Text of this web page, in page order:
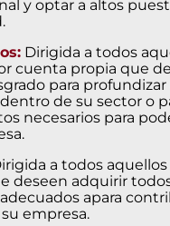
y optar a altos
Dirigida a todos
cuenta propia que
para profundizar
de su sector o
necesarios para
a todos aquellos
deseen adquirir
apara
empresa.